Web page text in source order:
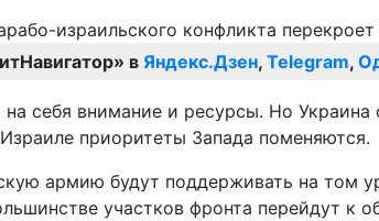
в Яндекс.Дзен, Telegram,
себя внимание и ресурсы. Но
приоритеты Запада поменяются.
армию будут поддерживать на том
участков фронта перейдут к